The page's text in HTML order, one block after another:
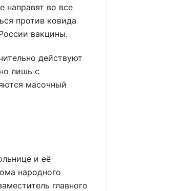
направят во все
против ковида
вакцины.
действуют
лишь с
масочный
и её
народного
главного